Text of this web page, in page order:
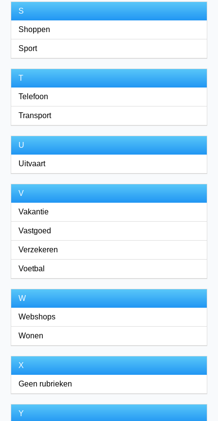
S
Shoppen
Sport
T
Telefoon
Transport
U
Uitvaart
V
Vakantie
Vastgoed
Verzekeren
Voetbal
W
Webshops
Wonen
X
Geen rubrieken
Y